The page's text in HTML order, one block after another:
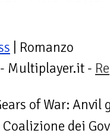
| Romanzo
- Multiplayer.it -
of War: Anvil
dei